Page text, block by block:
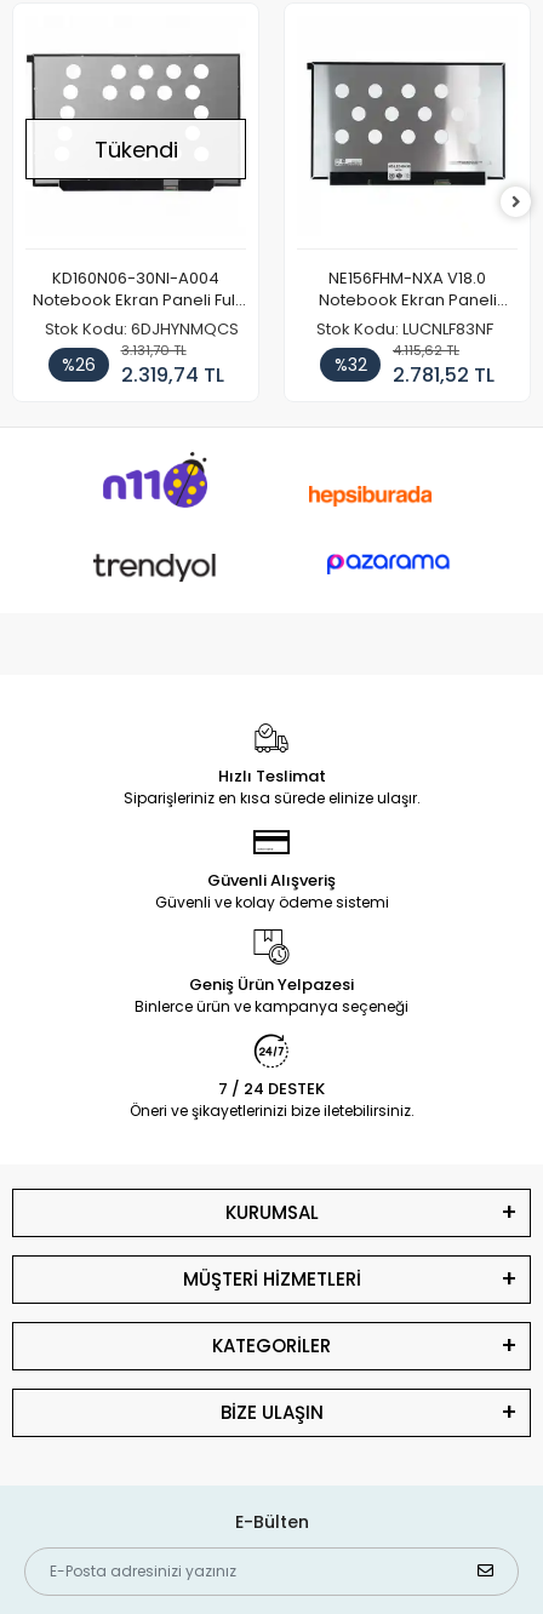
Tükendi
KD160N06-30NI-A004
Notebook Ekran Paneli Full
HD
Stok Kodu: 6DJHYNMQCS
%26
3.131,70 TL
2.319,74 TL
NE156FHM-NXA V18.0
Notebook Ekran Paneli
144Hz
Stok Kodu: LUCNLF83NF
%32
4.115,62 TL
2.781,52 TL
Hızlı Teslimat
Siparişleriniz en kısa sürede elinize ulaşır.
Güvenli Alışveriş
Güvenli ve kolay ödeme sistemi
Geniş Ürün Yelpazesi
Binlerce ürün ve kampanya seçeneği
7 / 24 DESTEK
Öneri ve şikayetlerinizi bize iletebilirsiniz.
KURUMSAL
MÜŞTERİ HİZMETLERİ
KATEGORİLER
BİZE ULAŞIN
E-Bülten